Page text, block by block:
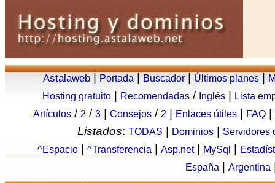
Astalaweb Portada Buscador Últimos planes
Hosting gratuito
Recomendadas / Inglés
Lista
Artículos / 2 / 3 Consejos / 2 Enlaces útiles FAQ
Listados: TODAS Dominios
Servidores
^Espacio
^Transferencia Asp.net| MySql
España
Argentina